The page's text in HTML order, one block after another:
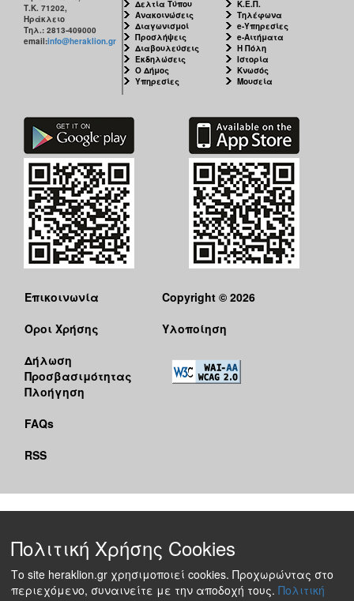
Τ.Κ. 71202,
Ηράκλειο
Τηλ.: 2813-409000
email:info@heraklion.gr
Δελτία Τύπου
Ανακοινώσεις
Διαγωνισμοί
Προσλήψεις
Διαβουλεύσεις
Εκδηλώσεις
Ο Δήμος
Υπηρεσίες
Κ.Ε.Π.
Τηλέφωνα
e-Υπηρεσίες
e-Αιτήματα
Η Πόλη
Ιστορία
Κνωσός
Μουσεία
Επικοινωνία
Όροι Χρήσης
Δήλωση
Προσβασιμότητας
Πλοήγηση
FAQs
RSS
Copyright © 2026
Υλοποίηση
Πολιτική Χρήσης Cookies
Το site heraklion.gr χρησιμοποιεί cookies. Προχωρώντας στο
περιεχόμενο, συναινείτε με την αποδοχή τους. Πολιτική